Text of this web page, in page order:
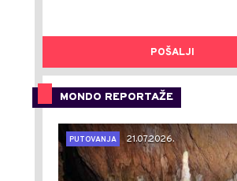
POŠALJI
MONDO REPORTAŽE
PUTOVANJA
21.07.2026.